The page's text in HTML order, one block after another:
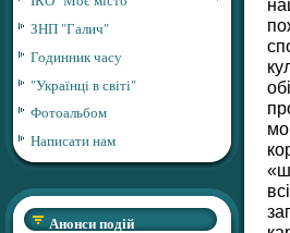
ЗНП "Галич"
Годинник часу
"Українці в світі"
Фотоальбом
Написати нам
Анонси подій